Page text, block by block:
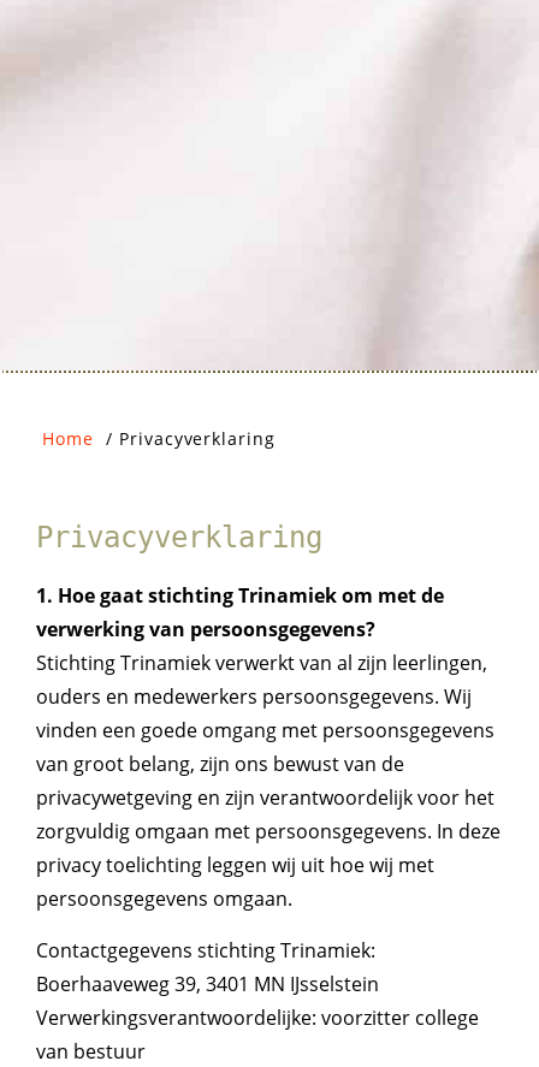
Home / Privacyverklaring
Privacyverklaring
1. Hoe gaat stichting Trinamiek om met de
verwerking van persoonsgegevens?
Stichting Trinamiek verwerkt van al zijn leerlingen,
ouders en medewerkers persoonsgegevens. Wij
vinden een goede omgang met persoonsgegevens
van groot belang, zijn ons bewust van de
privacywetgeving en zijn verantwoordelijk voor het
zorgvuldig omgaan met persoonsgegevens. In deze
privacy toelichting leggen wij uit hoe wij met
persoonsgegevens omgaan.
Contactgegevens stichting Trinamiek:
Boerhaaveweg 39, 3401 MN IJsselstein
Verwerkingsverantwoordelijke: voorzitter college
van bestuur